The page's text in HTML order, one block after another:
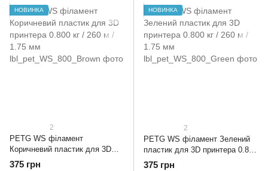
НОВИНКА
2
PETG WS філамент
Коричневий пластик для 3D
принтера 0.800 кг / 260 м / 1.75
375 грн
НОВИНКА
2
PETG WS філамент Зелений
пластик для 3D принтера 0.800
кг / 260 м / 1.75 мм
375 грн